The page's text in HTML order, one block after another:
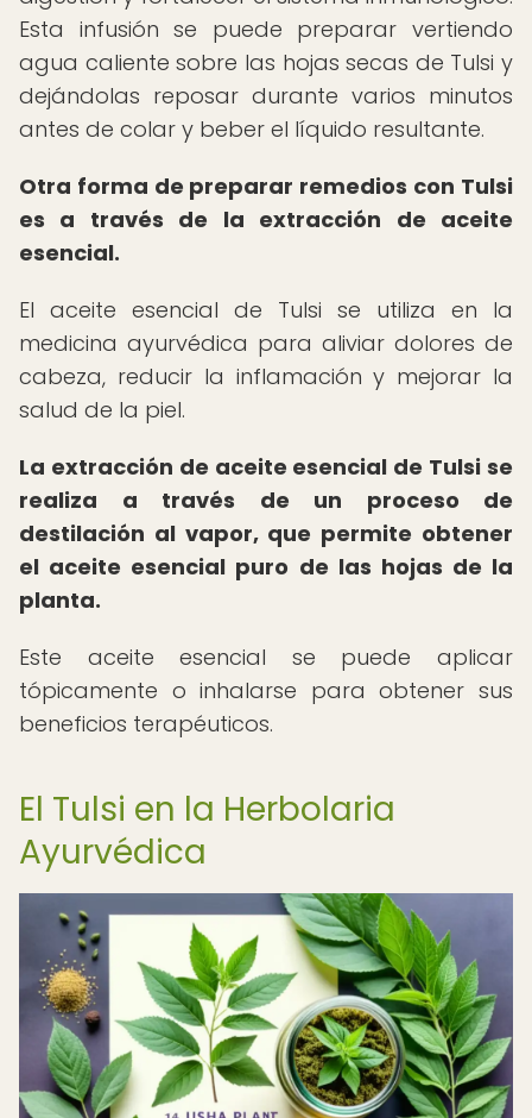
Esta infusión se puede preparar vertiendo
agua caliente sobre las hojas secas de Tulsi y
dejándolas reposar durante varios minutos
antes de colar y beber el líquido resultante.
Otra forma de preparar remedios con Tulsi
es a través de la extracción de aceite
esencial.
El aceite esencial de Tulsi se utiliza en la
medicina ayurvédica para aliviar dolores de
cabeza, reducir la inflamación y mejorar la
salud de la piel.
La extracción de aceite esencial de Tulsi se
realiza a través de un proceso de
destilación al vapor, que permite obtener
el aceite esencial puro de las hojas de la
planta.
Este aceite esencial se puede aplicar
tópicamente o inhalarse para obtener sus
beneficios terapéuticos.
El Tulsi en la Herbolaria
Ayurvédica